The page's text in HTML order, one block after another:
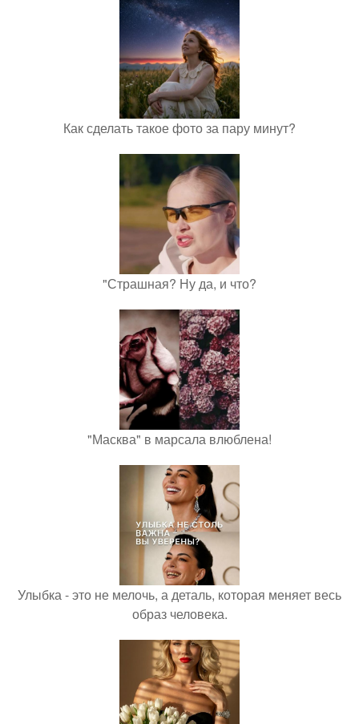
Как сделать такое фото за пару минут?
"Страшная? Ну да, и что?
"Масква" в марсала влюблена!
Улыбка - это не мелочь, а деталь, которая меняет весь
образ человека.